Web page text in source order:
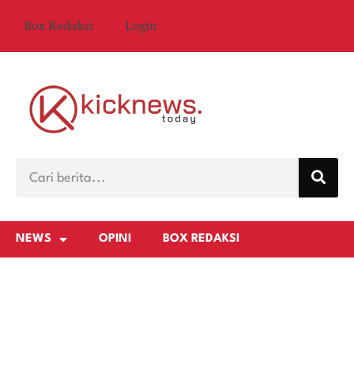
Box Redaksi Login
NEWS OPINI BOX REDAKSI